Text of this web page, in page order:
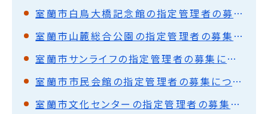
室蘭市白鳥大橋記念館の指定管理者の募集について
室蘭市山麓総合公園の指定管理者の募集について
室蘭市サンライフの指定管理者の募集について
室蘭市市民会館の指定管理者の募集について
室蘭市文化センターの指定管理者の募集について